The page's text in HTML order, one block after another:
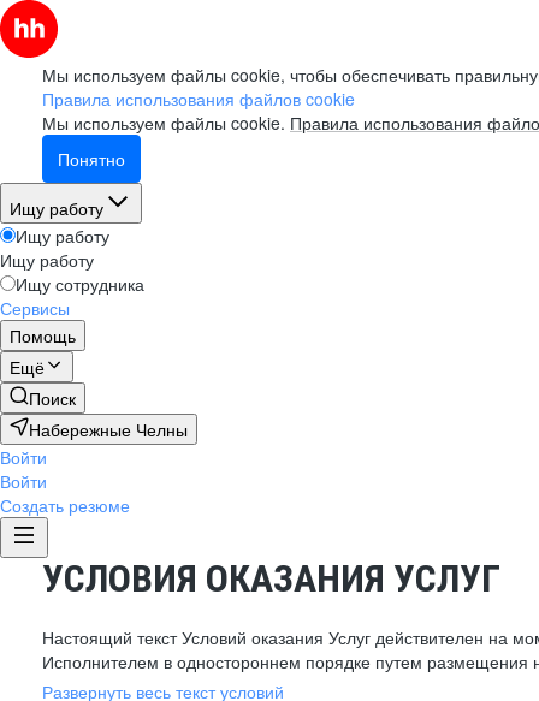
Мы используем файлы cookie, чтобы обеспечивать
Правила использования файлов cookie
Мы используем файлы cookie. Правила использования
Понятно
Ищу работу
Ищу работу
Ищу работу
Ищу сотрудника
Сервисы
Помощь
Ещё
Поиск
Набережные Челны
Войти
Войти
Создать резюме
УСЛОВИЯ ОКАЗАНИЯ УСЛУГ
Настоящий текст Условий оказания Услуг действителен на
Исполнителем в одностороннем порядке путем размещения
Развернуть весь текст условий